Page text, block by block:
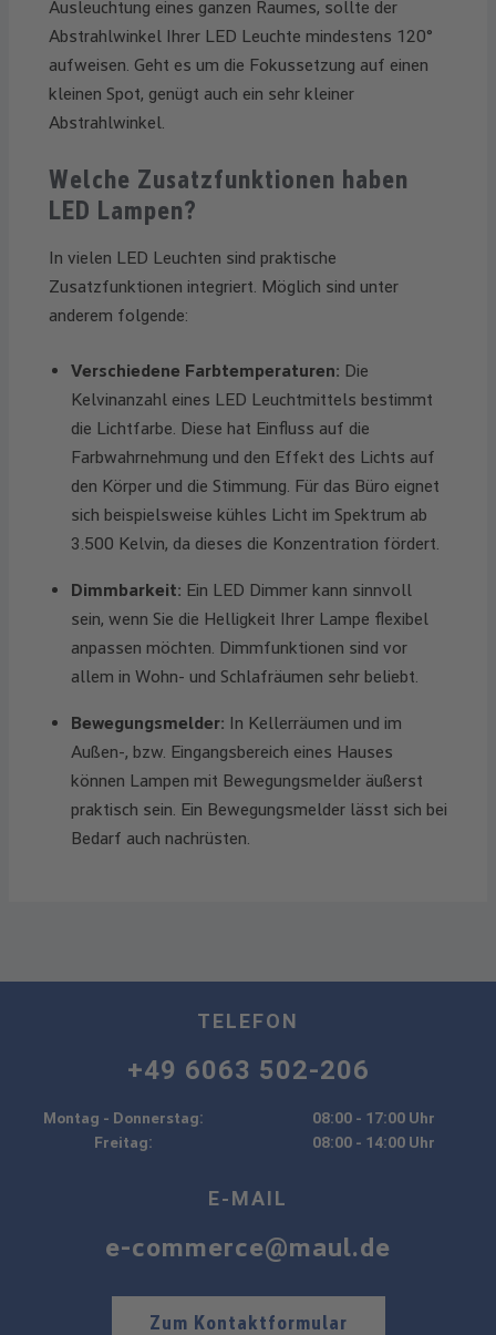
Ausleuchtung eines ganzen Raumes, sollte der
Abstrahlwinkel Ihrer LED Leuchte mindestens 120°
aufweisen. Geht es um die Fokussetzung auf einen
kleinen Spot, genügt auch ein sehr kleiner
Abstrahlwinkel.
Welche Zusatzfunktionen haben
LED Lampen?
In vielen LED Leuchten sind praktische
Zusatzfunktionen integriert. Möglich sind unter
anderem folgende:
Verschiedene Farbtemperaturen: Die
Kelvinanzahl eines LED Leuchtmittels bestimmt
die Lichtfarbe. Diese hat Einfluss auf die
Farbwahrnehmung und den Effekt des Lichts auf
den Körper und die Stimmung. Für das Büro eignet
sich beispielsweise kühles Licht im Spektrum ab
3.500 Kelvin, da dieses die Konzentration fördert.
Dimmbarkeit: Ein LED Dimmer kann sinnvoll
sein, wenn Sie die Helligkeit Ihrer Lampe flexibel
anpassen möchten. Dimmfunktionen sind vor
allem in Wohn- und Schlafräumen sehr beliebt.
Bewegungsmelder: In Kellerräumen und im
Außen-, bzw. Eingangsbereich eines Hauses
können Lampen mit Bewegungsmelder äußerst
praktisch sein. Ein Bewegungsmelder lässt sich bei
Bedarf auch nachrüsten.
TELEFON
+49 6063 502-206
Montag - Donnerstag:
08:00 - 17:00 Uhr
Freitag:
08:00 - 14:00 Uhr
E-MAIL
e-commerce@maul.de
Zum Kontaktformular